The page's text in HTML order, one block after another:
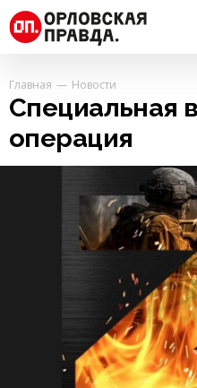
Главная Новости
Специальная
операция